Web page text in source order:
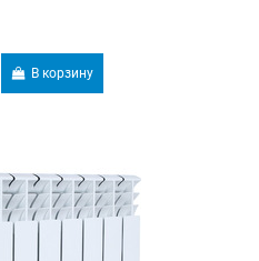
В корзину